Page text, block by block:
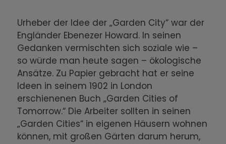
Urheber der Idee der „Garden City“ war der
Engländer Ebenezer Howard. In seinen
Gedanken vermischten sich soziale wie –
so würde man heute sagen – ökologische
Ansätze. Zu Papier gebracht hat er seine
Ideen in seinem 1902 in London
erschienenen Buch „Garden Cities of
Tomorrow.“ Die Arbeiter sollten in seinen
„Garden Cities“ in eigenen Häusern wohnen
können, mit großen Gärten darum herum,